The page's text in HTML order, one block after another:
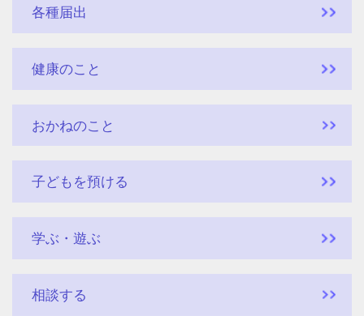
各種届出
健康のこと
おかねのこと
子どもを預ける
学ぶ・遊ぶ
相談する